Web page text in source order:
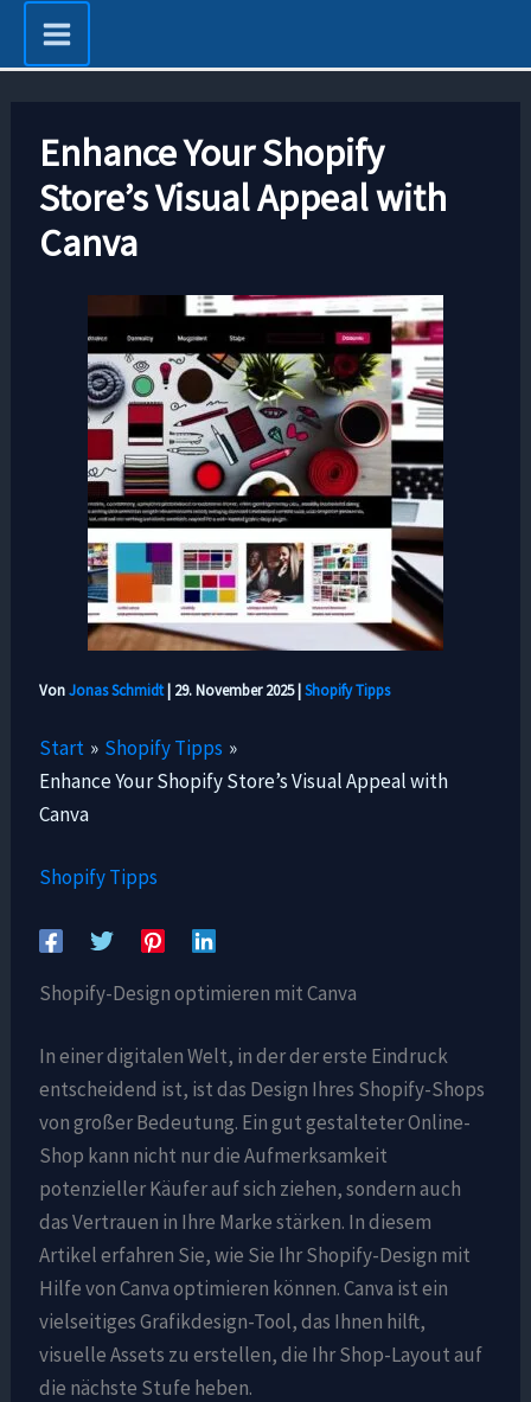
Inhalt
Enhance Your Shopify
Store’s Visual Appeal with
Canva
VonJonas Schmidt| 29. November 2025|Shopify Tipps
Start
Shopify Tipps
Enhance Your Shopify Store’s Visual Appeal with
Canva
Shopify Tipps
Shopify-Design optimieren mit Canva
In einer digitalen Welt, in der der erste Eindruck
entscheidend ist, ist das Design Ihres Shopify-Shops
von großer Bedeutung. Ein gut gestalteter Online-
Shop kann nicht nur die Aufmerksamkeit
potenzieller Käufer auf sich ziehen, sondern auch
das Vertrauen in Ihre Marke stärken. In diesem
Artikel erfahren Sie, wie Sie Ihr Shopify-Design mit
Hilfe von Canva optimieren können. Canva ist ein
vielseitiges Grafikdesign-Tool, das Ihnen hilft,
visuelle Assets zu erstellen, die Ihr Shop-Layout auf
die nächste Stufe heben.